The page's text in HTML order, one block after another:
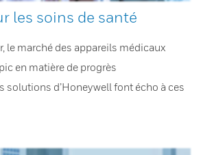
les soins de santé
le marché des appareils médicaux
en matière de progrès
solutions d’Honeywell font écho à ces